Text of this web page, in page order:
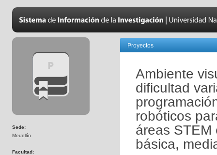
Sede:
Medellín
Facultad:
Proyectos
Ambiente
dificultad
robóticos
áreas
básica,